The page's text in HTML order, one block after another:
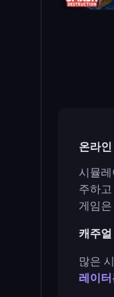
Planet
온라
시뮬
주하
게임
캐주
많은
레이